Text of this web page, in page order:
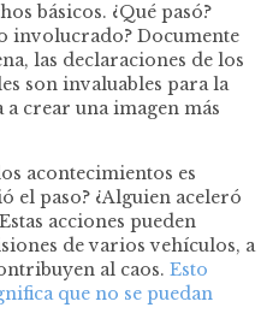
básicos. ¿Qué pasó?
involucrado? Documente
las declaraciones de los
son invaluables para la
crear una imagen más
acontecimientos es
el paso? ¿Alguien aceleró
acciones pueden
de varios vehículos, a
al caos. Esto
que no se puedan